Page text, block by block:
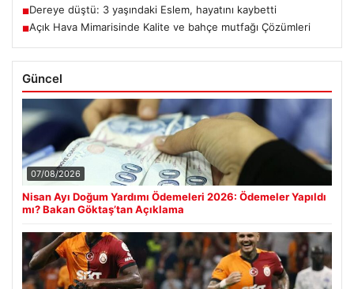
■Dereye düştü: 3 yaşındaki Eslem, hayatını kaybetti
■Açık Hava Mimarisinde Kalite ve bahçe mutfağı Çözümleri
Güncel
07/08/2026
Nisan Ayı Doğum Yardımı Ödemeleri 2026: Ödemeler Yapıldı
mı? Bakan Göktaş’tan Açıklama